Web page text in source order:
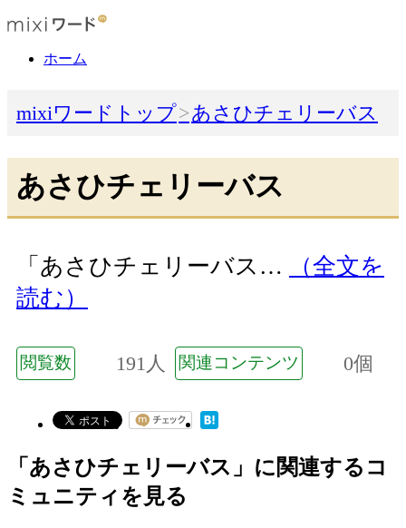
ホーム
mixiワードトップ あさひチェリーバス
あさひチェリーバス
「あさひチェリーバス…
（全文を
読む）
閲覧数 191人 関連コンテンツ 0個
「あさひチェリーバス」に関連するコ
ミュニティを見る